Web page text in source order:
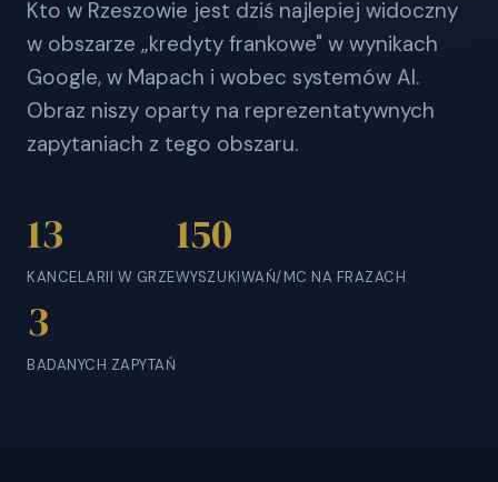
Kto w Rzeszowie jest dziś najlepiej widoczny
w obszarze „kredyty frankowe" w wynikach
Google, w Mapach i wobec systemów AI.
Obraz niszy oparty na reprezentatywnych
zapytaniach z tego obszaru.
13
KANCELARII W GRZE
150
WYSZUKIWAŃ/MC NA FRAZACH
3
BADANYCH ZAPYTAŃ